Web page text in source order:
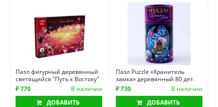
Пазл фигурный деревянный
светящийся "Путь к Востоку"
₽ 770
В наличии
ДОБАВИТЬ
Пазл Puzzle «Хранитель
замка» деревянный 80 дет.
₽ 730
В наличии
ДОБАВИТЬ